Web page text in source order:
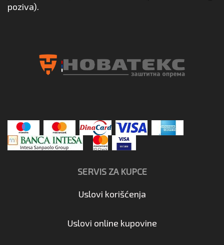
poziva).
SERVIS ZA KUPCE
Uslovi korišćenja
Uslovi online kupovine